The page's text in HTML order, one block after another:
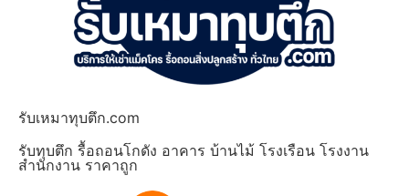
รับเหมาทุบตึก.com
รับทุบตึก รื้อถอนโกดัง อาคาร บ้านไม้ โรงเรือน โรงงาน
สำนักงาน ราคาถูก